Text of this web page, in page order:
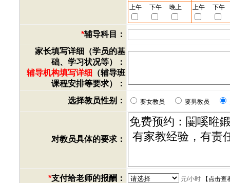
上午
下午 晚上 上午 下午
*辅导科目：
家长填写详细（学员的基
础、学习状况等）：
辅导机构填写详细 （辅导班
课程安排等要求）：
选择教员性别：
要女教员 要男教员
对教员具体的要求：
*支付给老师的报酬： 元/小时【 点击查